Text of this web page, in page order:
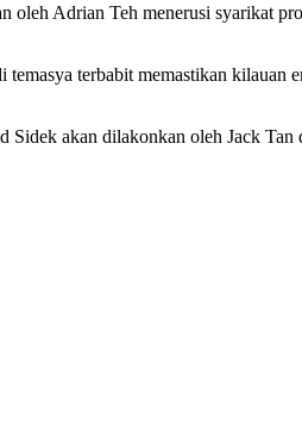
Adrian Teh menerusi syarikat
temasya terbabit memastikan kilauan
akan dilakonkan oleh Jack